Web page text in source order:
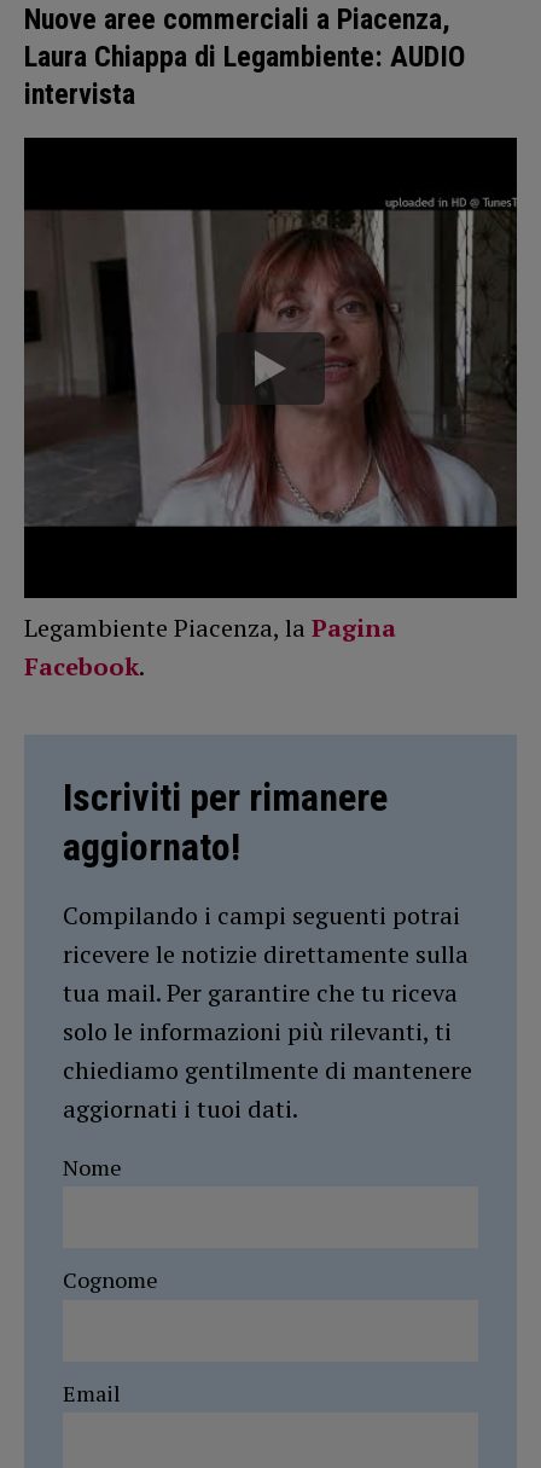
Nuove aree commerciali a Piacenza,
Laura Chiappa di Legambiente: AUDIO
intervista
Legambiente Piacenza, la Pagina
Facebook.
Iscriviti per rimanere
aggiornato!
Compilando i campi seguenti potrai
ricevere le notizie direttamente sulla
tua mail. Per garantire che tu riceva
solo le informazioni più rilevanti, ti
chiediamo gentilmente di mantenere
aggiornati i tuoi dati.
Nome
Cognome
Email